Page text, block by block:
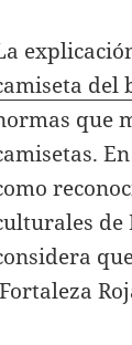
del
que
de